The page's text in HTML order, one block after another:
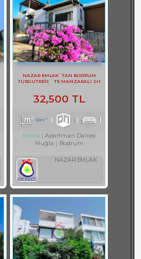
NAZAR EMLAK`TAN BODRUM
TURGUTREİS ` TE MANZARALI 2+1
32,500 TL
65m² 2 1
Kiralık
Apartman Dairesi
Muğla
Bodrum
NAZAR EMLAK